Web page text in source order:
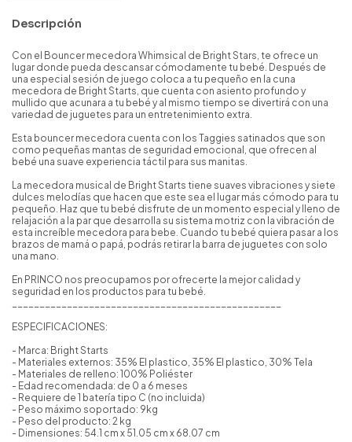
Descripción
Con el Bouncer mecedora Whimsical de Bright Stars, te ofrece un
lugar donde pueda descansar cómodamente tu bebé. Después de
una especial sesión de juego coloca a tu pequeño en la cuna
mecedora de Bright Starts, que cuenta con asiento profundo y
mullido que acunara a tu bebé y al mismo tiempo se divertirá con una
variedad de juguetes para un entretenimiento extra.
Esta bouncer mecedora cuenta con los Taggies satinados que son
como pequeñas mantas de seguridad emocional, que ofrecen al
bebé una suave experiencia táctil para sus manitas.
La mecedora musical de Bright Starts tiene suaves vibraciones y siete
dulces melodías que hacen que este sea el lugar más cómodo para tu
pequeño. Haz que tu bebé disfrute de un momento especial y lleno de
relajación a la par que desarrolla su sistema motriz con la vibración de
esta increíble mecedora para bebe. Cuando tu bebé quiera pasar a los
brazos de mamá o papá, podrás retirar la barra de juguetes con solo
una mano.
En PRINCO nos preocupamos por ofrecerte la mejor calidad y
seguridad en los productos para tu bebé.
ESPECIFICACIONES:
- Marca: Bright Starts
- Materiales externos: 35% El plastico, 35% El plastico, 30% Tela
- Materiales de relleno: 100% Poliéster
- Edad recomendada: de 0 a 6 meses
- Requiere de 1 batería tipo C (no incluida)
- Peso máximo soportado: 9kg
- Peso del producto: 2 kg
- Dimensiones: 54.1 cm x 51.05 cm x 68.07 cm